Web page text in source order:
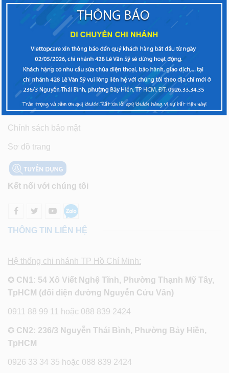
Về chúng tôi
Chính sách bảo hành
Chính sách thanh toán, giao nhận
Chính sách bảo mật
Sơ đồ trang
Kết nối với chúng tôi
THÔNG TIN LIÊN HỆ
Hệ thống chi nhánh TP Hồ Chí Minh:
✪ CN1: 54 Xô Viết Nghệ Tĩnh, Phường Thạnh Mỹ Tây,
TpHCM (đối diện đường Nguyễn Cửu Vân)
0911 88 99 11 hoặc 088 839 2424
✪ CN2: 236/3 Nguyễn Thái Bình, Phường Bảy Hiền,
TpHCM
0926 33 34 35 hoặc 088 839 2424